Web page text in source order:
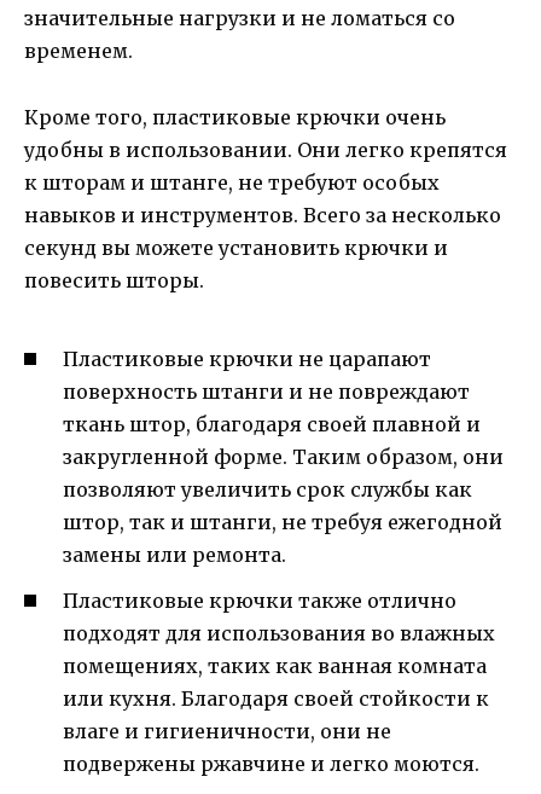
значительные нагрузки и не ломаться со
временем.
Кроме того, пластиковые крючки очень
удобны в использовании. Они легко крепятся
к шторам и штанге, не требуют особых
навыков и инструментов. Всего за несколько
секунд вы можете установить крючки и
повесить шторы.
Пластиковые крючки не царапают
поверхность штанги и не повреждают
ткань штор, благодаря своей плавной и
закругленной форме. Таким образом, они
позволяют увеличить срок службы как
штор, так и штанги, не требуя ежегодной
замены или ремонта.
Пластиковые крючки также отлично
подходят для использования во влажных
помещениях, таких как ванная комната
или кухня. Благодаря своей стойкости к
влаге и гигиеничности, они не
подвержены ржавчине и легко моются.